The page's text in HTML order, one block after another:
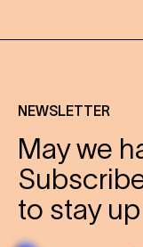
NEWSLETTER
May we
to stay